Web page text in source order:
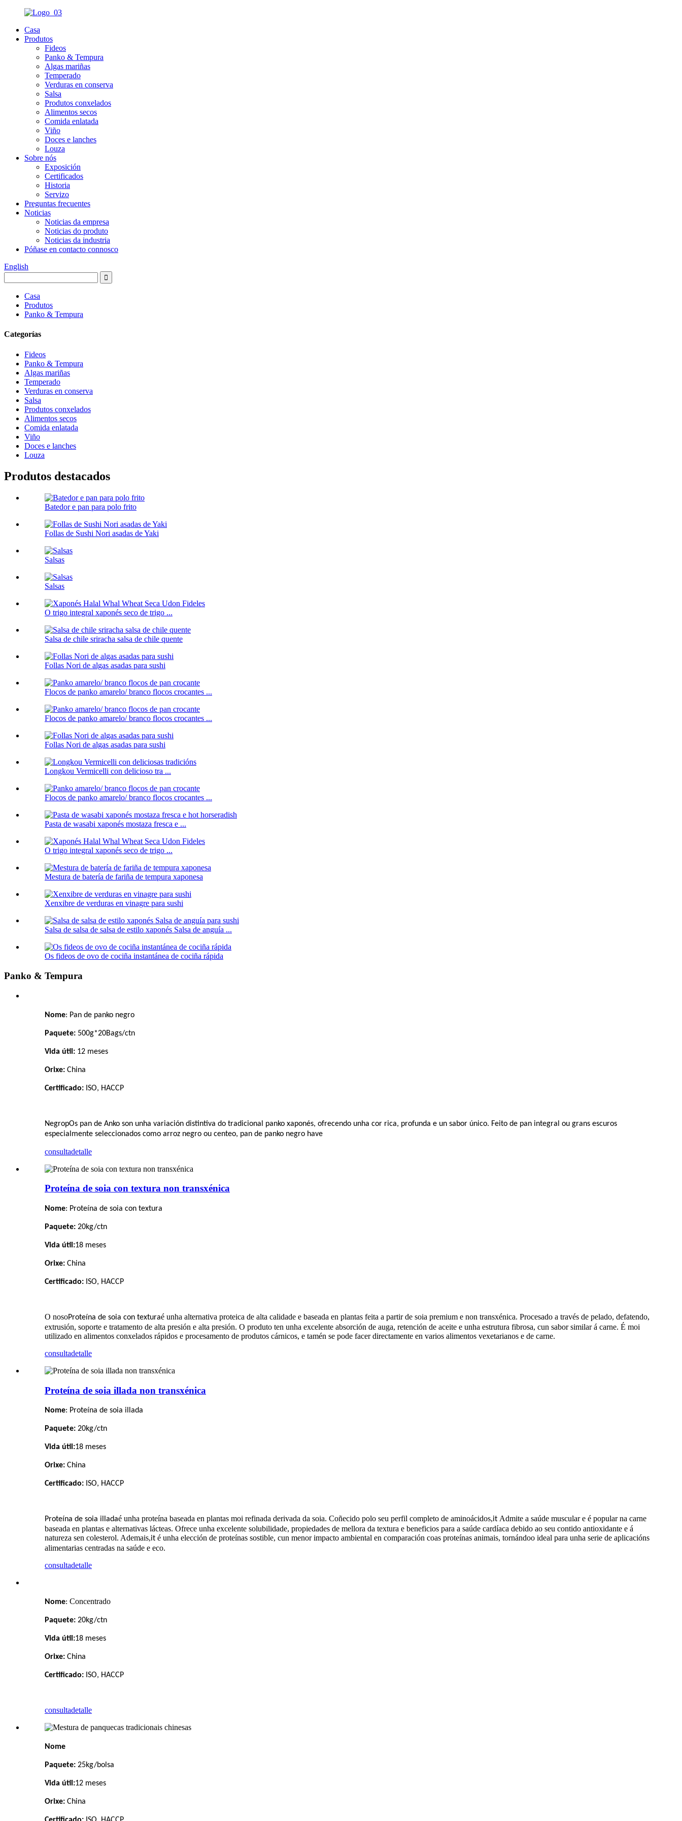
Casa
Produtos
Fideos
Panko & Tempura
Algas mariñas
Temperado
Verduras en conserva
Salsa
Produtos conxelados
Alimentos secos
Comida enlatada
Viño
Doces e lanches
Louza
Sobre nós
Exposición
Certificados
Historia
Servizo
Preguntas frecuentes
Noticias
Noticias da empresa
Noticias do produto
Noticias da industria
Póñase en contacto connosco
English
Casa
Produtos
Panko & Tempura
Categorías
Fideos
Panko & Tempura
Algas mariñas
Temperado
Verduras en conserva
Salsa
Produtos conxelados
Alimentos secos
Comida enlatada
Viño
Doces e lanches
Louza
Produtos destacados
Batedor e pan para polo frito
Follas de Sushi Nori asadas de Yaki
Salsas
Salsas
O trigo integral xaponés seco de trigo ...
Salsa de chile sriracha salsa de chile quente
Follas Nori de algas asadas para sushi
Flocos de panko amarelo/ branco flocos crocantes ...
Flocos de panko amarelo/ branco flocos crocantes ...
Follas Nori de algas asadas para sushi
Longkou Vermicelli con delicioso tra ...
Flocos de panko amarelo/ branco flocos crocantes ...
Pasta de wasabi xaponés mostaza fresca e ...
O trigo integral xaponés seco de trigo ...
Mestura de batería de fariña de tempura xaponesa
Xenxibre de verduras en vinagre para sushi
Salsa de salsa de salsa de estilo xaponés Salsa de anguía ...
Os fideos de ovo de cociña instantánea de cociña rápida
Panko & Tempura
Nome: Pan de panko negro
Paquete: 500g*20Bags/ctn
Vida útil: 12 meses
Orixe: China
Certificado: ISO, HACCP
NegropOs pan de Anko son unha variación distintiva do tradicional panko xaponés, ofrecendo unha cor rica, profunda e un sabor único. Feito de pan integral ou grans escuros
especialmente seleccionados como arroz negro ou centeo, pan de panko negro have
consultadetalle
Proteína de soia con textura non transxénica
Nome: Proteína de soia con textura
Paquete: 20kg/ctn
Vida útil:18 meses
Orixe: China
Certificado: ISO, HACCP
O nosoProteína de soia con texturaé unha alternativa proteica de alta calidade e baseada en plantas feita a partir de soia premium e non transxénica. Procesado a través de pelado, defatendo,
extrusión, soporte e tratamento de alta presión e alta presión. O produto ten unha excelente absorción de auga, retención de aceite e unha estrutura fibrosa, cun sabor similar á carne. É moi
utilizado en alimentos conxelados rápidos e procesamento de produtos cárnicos, e tamén se pode facer directamente en varios alimentos vexetarianos e de carne.
consultadetalle
Proteína de soia illada non transxénica
Nome: Proteína de soia illada
Paquete: 20kg/ctn
Vida útil:18 meses
Orixe: China
Certificado: ISO, HACCP
Proteína de soia illadaé unha proteína baseada en plantas moi refinada derivada da soia. Coñecido polo seu perfil completo de aminoácidos,it Admite a saúde muscular e é popular na carne
baseada en plantas e alternativas lácteas. Ofrece unha excelente solubilidade, propiedades de mellora da textura e beneficios para a saúde cardíaca debido ao seu contido antioxidante e á
natureza sen colesterol. Ademais,it é unha elección de proteínas sostible, cun menor impacto ambiental en comparación coas proteínas animais, tornándoo ideal para unha serie de aplicacións
alimentarias centradas na saúde e eco.
consultadetalle
Nome: Concentrado
Paquete: 20kg/ctn
Vida útil:18 meses
Orixe: China
Certificado: ISO, HACCP
consultadetalle
Nome
Paquete: 25kg/bolsa
Vida útil:12 meses
Orixe: China